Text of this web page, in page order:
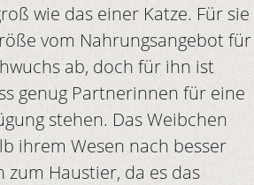
wie das einer Katze. Für sie
vom Nahrungsangebot für
ab, doch für ihn ist
genug Partnerinnen für eine
stehen. Das Weibchen
ihrem Wesen nach besser
zum Haustier, da es das